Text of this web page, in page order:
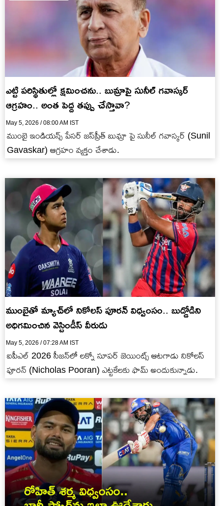
ఎట్టి ప‌రిస్థితుల్లో క్ష‌మించ‌ను.. బుమ్రాపై సునీల్ గ‌వాస్క‌ర్
ఆగ్ర‌హం.. అంత పెద్ద త‌ప్పు చేస్తావా?
May 5, 2026 / 08:00 AM IST
ముంబై ఇండియ‌న్స్ పేస‌ర్ జ‌స్‌ప్రీత్ బుమ్రా పై సునీల్ గ‌వాస్క‌ర్ (Sunil
Gavaskar) ఆగ్ర‌హం వ్య‌క్తం చేశాడు.
ముంబైతో మ్యాచ్‌లో నికోల‌స్ పూర‌న్ విధ్వంసం.. బుడ్డోడిని
అధిగమించిన వెస్టిండీస్ వీరుడు
May 5, 2026 / 07:28 AM IST
ఐపీఎల్ 2026 సీజ‌న్‌లో ల‌క్నో సూప‌ర్ జెయింట్స్ ఆట‌గాడు నికోల‌స్
పూర‌న్ (Nicholas Pooran) ఎట్ట‌కేల‌కు ఫామ్ అందుకున్నాడు.